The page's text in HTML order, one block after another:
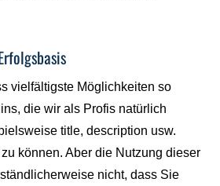
vielfältigste Möglichkeiten so
die wir als Profis natürlich
title, description usw.
können. Aber die Nutzung dieser
nicht, dass Sie